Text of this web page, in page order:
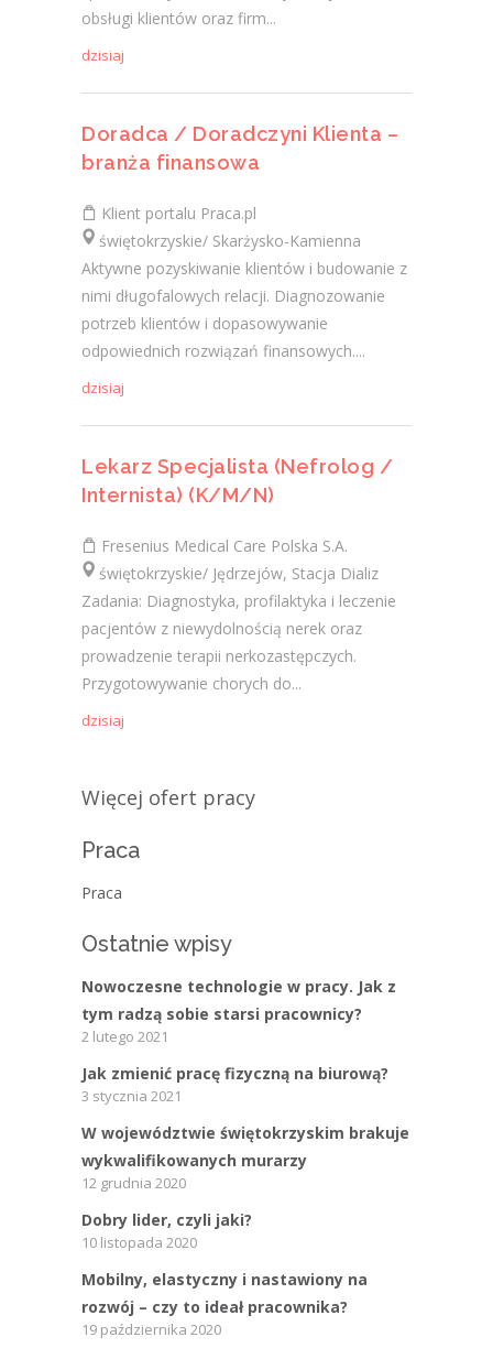
obsługi klientów oraz firm...
dzisiaj
Doradca / Doradczyni Klienta –
branża finansowa
Klient portalu Praca.pl
świętokrzyskie/ Skarżysko-Kamienna
Aktywne pozyskiwanie klientów i budowanie z
nimi długofalowych relacji. Diagnozowanie
potrzeb klientów i dopasowywanie
odpowiednich rozwiązań finansowych....
dzisiaj
Lekarz Specjalista (Nefrolog /
Internista) (K/M/N)
Fresenius Medical Care Polska S.A.
świętokrzyskie/ Jędrzejów, Stacja Dializ
Zadania: Diagnostyka, profilaktyka i leczenie
pacjentów z niewydolnością nerek oraz
prowadzenie terapii nerkozastępczych.
Przygotowywanie chorych do...
dzisiaj
Więcej ofert pracy
Praca
Praca
Ostatnie wpisy
Nowoczesne technologie w pracy. Jak z
tym radzą sobie starsi pracownicy?
2 lutego 2021
Jak zmienić pracę fizyczną na biurową?
3 stycznia 2021
W województwie świętokrzyskim brakuje
wykwalifikowanych murarzy
12 grudnia 2020
Dobry lider, czyli jaki?
10 listopada 2020
Mobilny, elastyczny i nastawiony na
rozwój – czy to ideał pracownika?
19 października 2020